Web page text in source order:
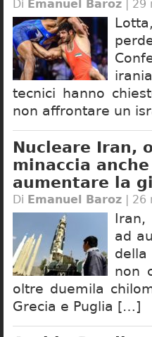
Di Emanuel Baroz | 29
tecnici hanno
non affrontare un
Nucleare Iran,
minaccia
aumentare la
Di Emanuel Baroz | 26
Iran,
ad
non
oltre duemila
Grecia e Puglia […]